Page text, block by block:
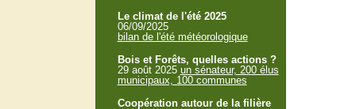
Le climat de l'été 2025
06/09/2025
bilan de l'été météorologique
Bois et Forêts, quelles actions ?
29 août 2025 un sénateur, 200 élus
municipaux, 100 communes
Coopération autour de la filière